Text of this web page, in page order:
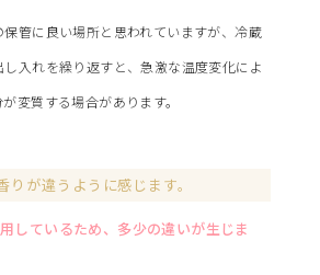
管に良い場所と思われていますが、冷蔵
入れを繰り返すと、急激な温度変化によ
変質する場合があります。
りが違うように感じます。
しているため、多少の違いが生じま